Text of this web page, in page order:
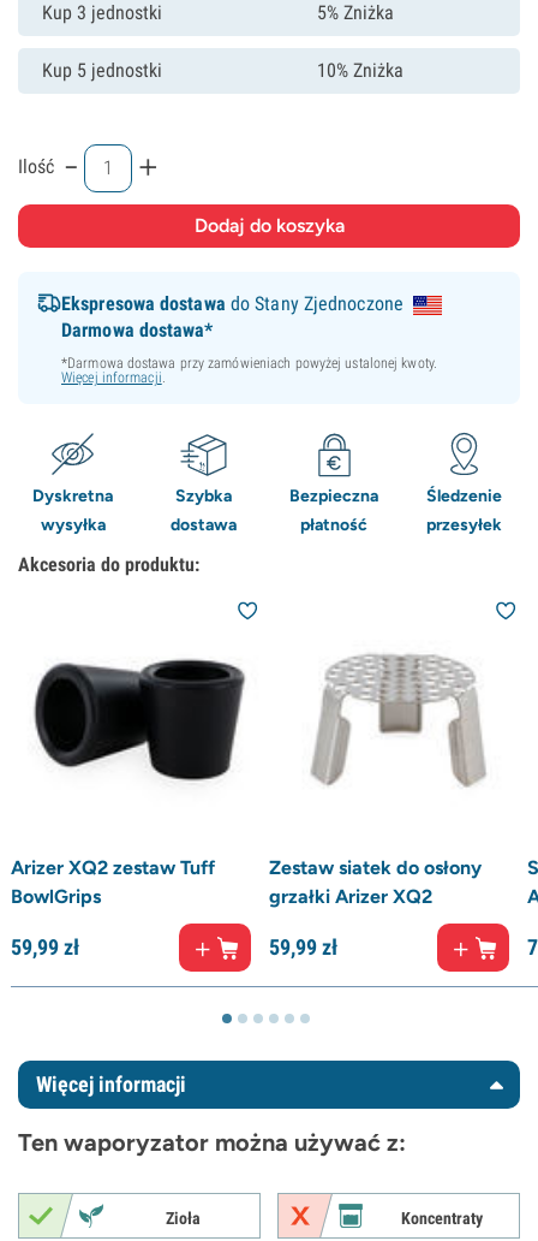
Kup 3 jednostki 5% Zniżka
Kup 5 jednostki 10% Zniżka
Ilość - +
Ekspresowa dostawa do Stany Zjednoczone
Darmowa dostawa*
*Darmowa dostawa przy zamówieniach powyżej ustalonej kwoty.
Więcej informacji.
Dyskretna
wysyłka
Szybka
dostawa
Bezpieczna
płatność
Śledzenie
przesyłek
Akcesoria do produktu:
Arizer XQ2 zestaw Tuff
BowlGrips
59,99zł
Zestaw siatek do osłony
grzałki Arizer XQ2
59,99zł
Więcej informacji
Ten waporyzator można używać z:
Zioła Koncentraty